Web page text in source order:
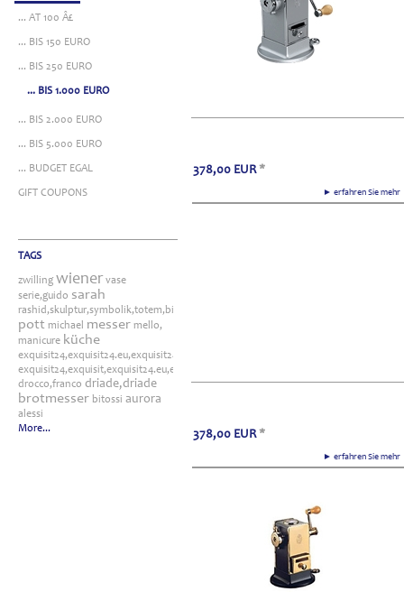
... AT 100 Â£
... BIS 150 EURO
... BIS 250 EURO
... BIS 1.000 EURO
... BIS 2.000 EURO
... BIS 5.000 EURO
... BUDGET EGAL
GIFT COUPONS
TAGS
zwilling wiener vase
serie,guido sarah
rashid,skulptur,symbolik,totem,bitossi
pott michael messer mello,
manicure küche
exquisit24,exquisit24.eu,exquisit24.de,driade,odette,tafelaufsatz,schale,silber
drocco,franco driade,driade
brotmesser bitossi aurora
alessi
More...
► erfahren Sie
378,00 EUR *
► erfahren Sie
378,00 EUR *